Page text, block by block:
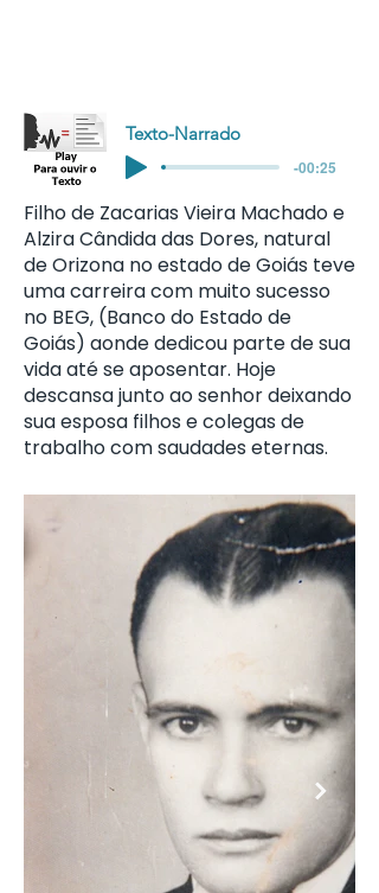
Texto-Narrado
-00:25
Filho de Zacarias Vieira Machado e
Alzira Cândida das Dores, natural
de Orizona no estado de Goiás teve
uma carreira com muito sucesso
no BEG, (Banco do Estado de
Goiás) aonde dedicou parte de sua
vida até se aposentar. Hoje
descansa junto ao senhor deixando
sua esposa filhos e colegas de
trabalho com saudades eternas.